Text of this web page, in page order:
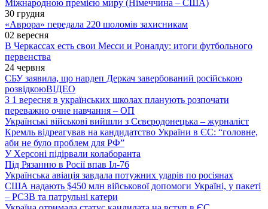
Міжнародною премією миру (Німеччина – США)
30 грудня
«Аврора» передала 220 шоломів захисникам
02 вересня
В Черкассах есть свои Месси и Роналду: итоги футбольного
первенства
24 червня
СБУ заявила, що нардеп Деркач завербований російською
розвідкоюВІДЕО
З 1 вересня в українських школах планують розпочати
переважно очне навчання – ОП
Українські військові вийшли з Сєвєродонецька – журналіст
Кремль відреагував на кандидатство України в ЄС: “головне,
аби не було проблем для РФ”
У Херсоні підірвали колаборанта
Під Рязанню в Росії впав Іл-76
Українська авіація завдала потужних ударів по росіянах
США надають $450 млн військової допомоги Україні, у пакеті
– РСЗВ та патрульні катери